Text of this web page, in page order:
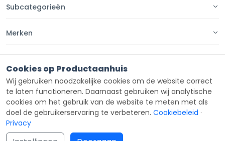
Subcategorieën
Merken
Contact
Cookies op Productaanhuis
Wij gebruiken noodzakelijke cookies om de website correct
te laten functioneren. Daarnaast gebruiken wij analytische
cookies om het gebruik van de website te meten met als
doel de gebruikerservaring te verbeteren. Cookiebeleid ·
Privacy